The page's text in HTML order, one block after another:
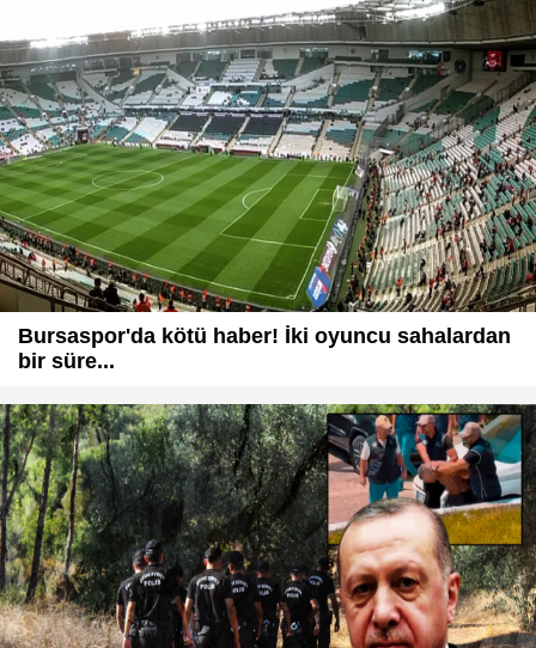
Bursaspor'da kötü haber! İki oyuncu sahalardan
bir süre...